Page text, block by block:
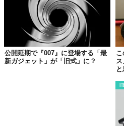
この「SAMSØ」コレクションでは
アルリングの外側に、海岸や海に廃
ール袋を回収しアップサイクルし
material」を使用。
また、ブラック、カーキ、ブルー
込みストラップには、100％リサイ
境配慮にこだわったプロダクトにな
公開延期で『007』に登場する「最
新ガジェット」が「旧式」に？